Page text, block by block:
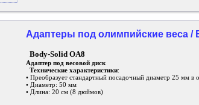
Адаптеры под олимпийские веса /
Body-Solid OA8
Адаптер под весовой диск
Технические характеристики:
• Преобразует стандартный посадочный диаметр 25 мм в
• Диаметр: 50 мм
• Длина: 20 см (8 дюймов)